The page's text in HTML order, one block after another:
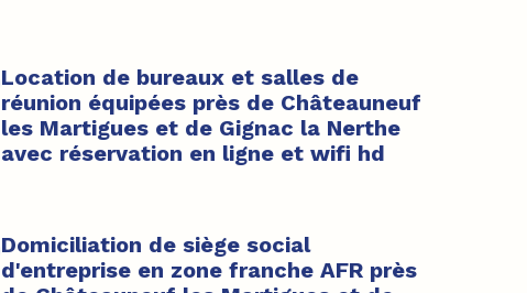
Location de bureaux et salles de
réunion équipées près de Châteauneuf
les Martigues et de Gignac la Nerthe
avec réservation en ligne et wifi hd
Domiciliation de siège social
d'entreprise en zone franche AFR près